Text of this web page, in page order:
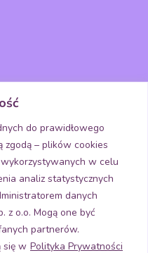
do prawidłowego
zgodą – plików cookies
w celu
analiz statystycznych
danych
z o.o. Mogą one być
partnerów.
się w Polityka Prywatności